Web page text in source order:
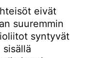
eivät
suuremmin
syntyvät